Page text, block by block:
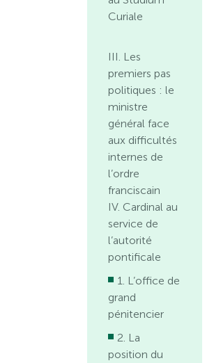
Curiale
III. Les
premiers pas
politiques : le
ministre
général face
aux difficultés
internes de
l’ordre
franciscain
IV. Cardinal au
service de
l’autorité
pontificale
1. L’office de
grand
pénitencier
2. La
position du